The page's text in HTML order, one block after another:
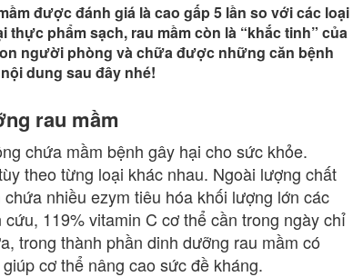
được đánh giá là cao gấp 5 lần so với các loại
phẩm sạch, rau mầm còn là “khắc tinh” của
người phòng và chữa được những căn bệnh
dung sau đây nhé!
rau mầm
chứa mầm bệnh gây hại cho sức khỏe.
theo từng loại khác nhau. Ngoài lượng chất
nhiều ezym tiêu hóa khối lượng lớn các
119% vitamin C cơ thể cần trong ngày chỉ
trong thành phần dinh dưỡng rau mầm có
cơ thể nâng cao sức đề kháng.